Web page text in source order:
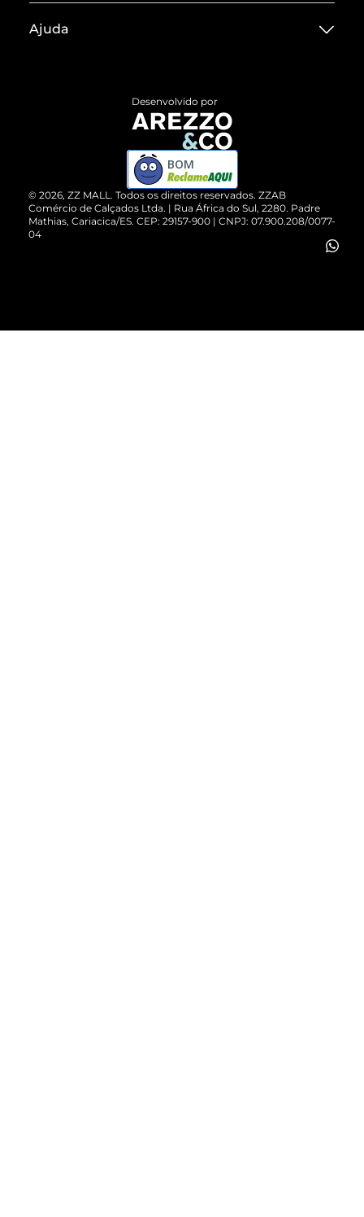
Termos de Uso
ZZ MALL é confiável
Cartão Presente
Vendas Corporativas
Ajuda
Devolução do Produto
Compre pelo WhatsApp
© 2026, ZZ MALL. Todos os direitos reservados. ZZAB
Comércio de Calçados Ltda. | Rua África do Sul, 2280. Padre
Mathias, Cariacica/ES. CEP: 29157-900 | CNPJ: 07.900.208/0077-
04
Desenvolvido por
BOM